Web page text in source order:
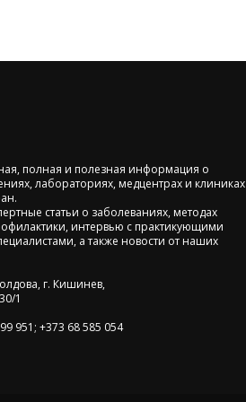
полная и полезная информация о
лабораториях, медцентрах и клиниках
статьи о заболеваниях, методах
интервью с практикующими
а также новости от наших
г. Кишинев,
1
951; +373 68 585 054